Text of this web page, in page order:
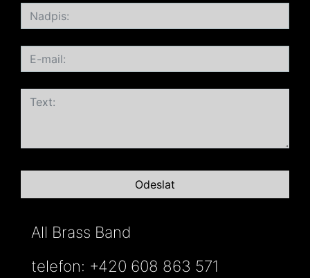
All Brass Band
telefon: +420 608 863 571